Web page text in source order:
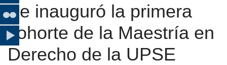
Se inauguró la primera
cohorte de la Maestría en
Derecho de la UPSE